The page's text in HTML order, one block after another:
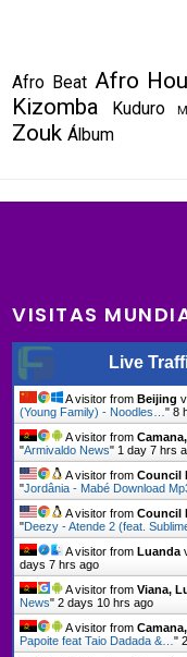
Afro Beat Afro
Kizomba Kuduro
Zouk Álbum
VISITAS
Live
A visitor fromBeijing
(Young Family) - Noodles…"8
A visitor from
"Armivaldo News" 1 day 7 hrs
A visitor fromCouncil
"Jordânia - Mabé Download
A visitor fromCouncil
"Deezy - Atende 2 (feat.
A visitor fromLuanda
days 7 hrs ago
A visitor fromViana,
News"2 days 10 hrs ago
A visitor from
Papoite feat Taio Dadada &…"